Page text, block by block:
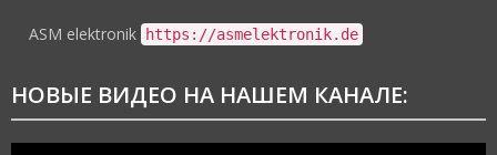
ASM elektronik https://asmelektronik.de
НОВЫЕ ВИДЕО НА НАШЕМ КАНАЛЕ: